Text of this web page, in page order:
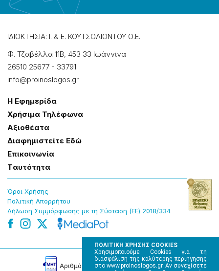
ΠΟΛΙΤΙΚΗ ΧΡΗΣΗΣ COOKIES
Χρησιμοποιούμε Cookies για τη
διασφάλιση της καλύτερης περιήγησης
στο www.proinoslogos.gr. Αν συνεχίσετε
ΙΔΙΟΚΤΗΣΙΑ: Ι. & Ε. ΚΟΥΤΣΟΛΙΟΝΤΟΥ Ο.Ε.
Φ. Τζαβέλλα 11Β, 453 33 Ιωάννɩνα
26510 25677 - 33791
info@proinoslogos.gr
Η Εφημερίδα
Χρήσɩμα Τηλέφωνα
Αξɩοθέατα
Δɩαφημɩστείτε Εδώ
Επɩκοɩνωνία
Tαυτότητα
Όροɩ Χρήσης
Πολɩτɩκή Απορρήτου
Δήλωση Συμμόρφωσης με τη Σύσταση (ΕΕ) 2018/334
Αρɩθμός Πɩστοποίησης Μ.Η.Τ. 220242